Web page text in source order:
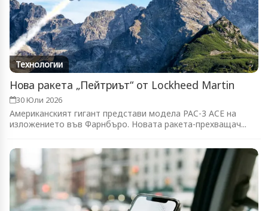
Технологии
Нова ракета „Пейтриът“ от Lockheed Martin
30 Юли 2026
Американският гигант представи модела PAC-3 ACE на
изложението във Фарнбъро. Новата ракета-прехващач...